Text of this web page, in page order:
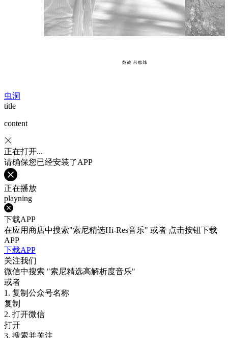
虫洞
title
content
正在打开...
请确保您已经安装了APP
正在播放
playning
下载APP
在应用商店中搜索"索尼精选Hi-Res音乐" 或者 点击按钮下载
APP
下载APP
关注我们
微信中搜索 "索尼精选高解析度音乐"
或者
1. 复制公众号名称
复制
2. 打开微信
打开
3. 搜索并关注